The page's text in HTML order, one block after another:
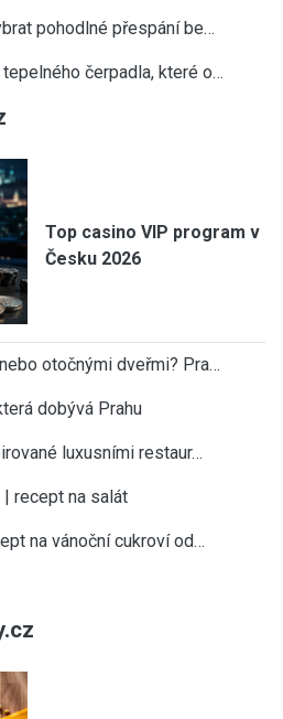
pohodlné přespání be…
čerpadla, které o…
Top casino VIP program v
Česku 2026
otočnými dveřmi? Pra…
dobývá Prahu
luxusními restaur…
recept na salát
na vánoční cukroví od…